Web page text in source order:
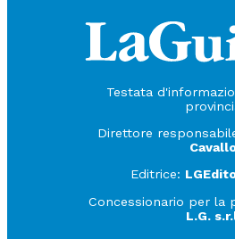
Testata
Direttore
Editrice:
Concessionario per la
L.G.